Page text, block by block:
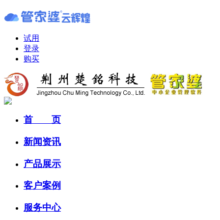
试用
登录
购买
首 页
新闻资讯
产品展示
客户案例
服务中心